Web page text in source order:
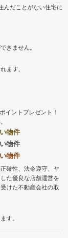
んだことがない住宅に
きません。
ます。
イントプレゼント！
物件
物件
物件
確性、法令遵守、ヤ
た優良な店舗運営を
けた不動産会社の取
す。